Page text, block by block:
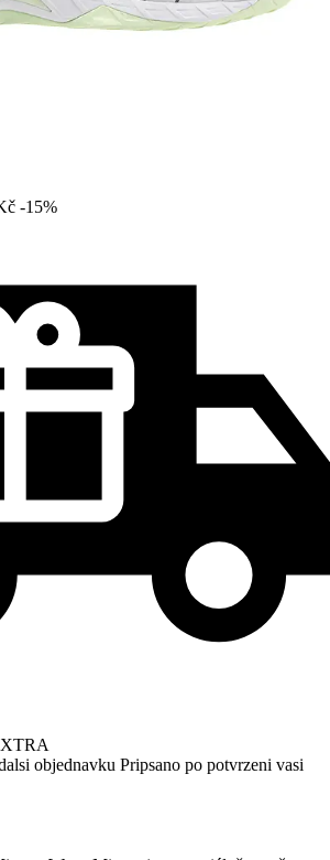
-15%
objednavku Pripsano po potvrzeni vasi